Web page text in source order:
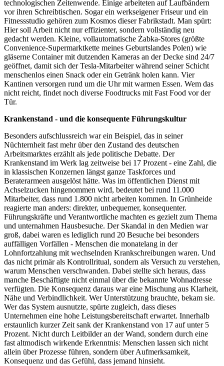
technologischen Zeitenwende. Einige arbeiteten auf Laufbändern
vor ihren Schreibtischen. Sogar ein werkseigener Friseur und ein
Fitnessstudio gehören zum Kosmos dieser Fabrikstadt. Man spürt:
Hier soll Arbeit nicht nur effizienter, sondern vollständig neu
gedacht werden. Kleine, vollautomatische Żabka-Stores (größte
Convenience-Supermarktkette meines Geburtslandes Polen) wie
gläserne Container mit dutzenden Kameras an der Decke sind 24/7
geöffnet, damit sich der Tesla-Mitarbeiter während seiner Schicht
menschenlos einen Snack oder ein Getränk holen kann. Vier
Kantinen versorgen rund um die Uhr mit warmen Essen. Wem das
nicht reicht, findet noch diverse Foodtrucks mit Fast Food vor der
Tür.
Krankenstand - und die konsequente Führungskultur
Besonders aufschlussreich war ein Beispiel, das in seiner
Nüchternheit fast mehr über den Zustand des deutschen
Arbeitsmarktes erzählt als jede politische Debatte. Der
Krankenstand im Werk lag zeitweise bei 17 Prozent - eine Zahl, die
in klassischen Konzernen längst ganze Taskforces und
Beraterarmeen ausgelöst hätte. Was im öffentlichen Dienst mit
Achselzucken hingenommen wird, bedeutet bei rund 11.000
Mitarbeiter, dass rund 1.800 nicht arbeiten kommen. In Grünheide
reagierte man anders: direkter, unbequemer, konsequenter.
Führungskräfte und Verantwortliche machten es gezielt zum Thema
und unternahmen Hausbesuche. Der Skandal in den Medien war
groß, dabei waren es lediglich rund 20 Besuche bei besonders
auffälligen Vorfällen - Menschen die monatelang in der
Lohnfortzahlung mit wechselnden Krankschreibungen waren. Und
das nicht primär als Kontrollritual, sondern als Versuch zu verstehen,
warum Menschen verschwanden. Dabei stellte sich heraus, dass
manche Beschäftigte nicht einmal über die bekannte Wohnadresse
verfügten. Die Konsequenz daraus war eine Mischung aus Klarheit,
Nähe und Verbindlichkeit. Wer Unterstützung brauchte, bekam sie.
Wer das System ausnutzte, spürte zugleich, dass dieses
Unternehmen eine hohe Leistungsbereitschaft erwartet. Innerhalb
erstaunlich kurzer Zeit sank der Krankenstand von 17 auf unter 5
Prozent. Nicht durch Leitbilder an der Wand, sondern durch eine
fast altmodisch wirkende Erkenntnis: Menschen lassen sich nicht
allein über Prozesse führen, sondern über Aufmerksamkeit,
Konsequenz und das Gefühl, dass jemand hinsieht.